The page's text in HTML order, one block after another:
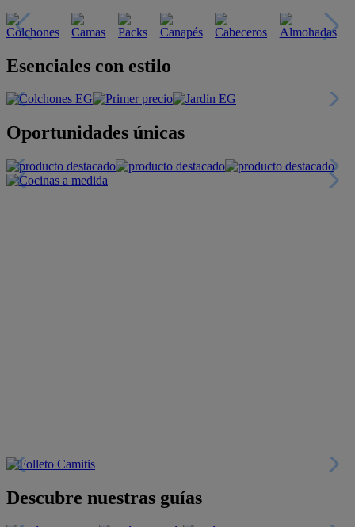
Esenciales con estilo
Oportunidades únicas
Descubre nuestras guías